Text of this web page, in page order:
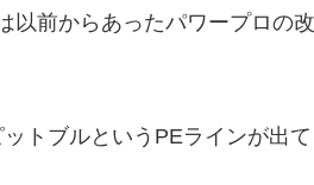
以前からあったパワープロの
トブルというPEラインが出